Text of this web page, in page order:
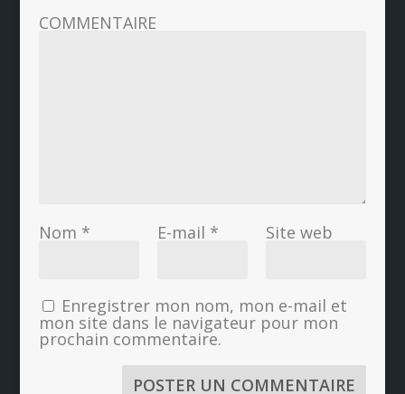
COMMENTAIRE
Nom * E-mail * Site web
Enregistrer mon nom, mon e-mail et
mon site dans le navigateur pour mon
prochain commentaire.